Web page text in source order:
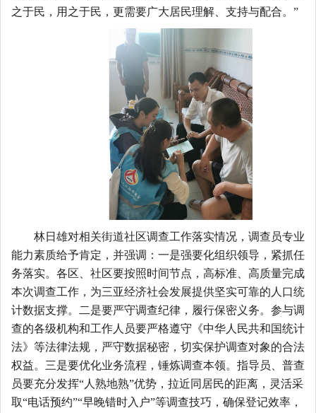
之于民，用之于民，更需要广大居民理解、支持与配合。 ”
林日雄对相关街道社区调查工作落实情况，调查员专业
能力素质给予肯定 ， 并强调：一是强要化组织领导，紧抓任
务落实。各区、社区要按照时间节点，高标准、高质量完成
本次调查工作，为三亚经济社会发展提供坚实可靠的人口统
计数据支撑。 二是要严守调查纪律，履行保密义务。参与调
查的各级机构和工作人员要严格遵守《中华人民共和国统计
法》等法律法规，严守数据秘密，切实保护调查对象的合法
权益。 三是要优化业务流程，锤炼调查本领。指导员、普查
员要充分发挥“人熟地熟”优势，拉近同居民的距离，灵活采
取“电话预约”“早晚错时入户”等调查技巧，确保登记效率，